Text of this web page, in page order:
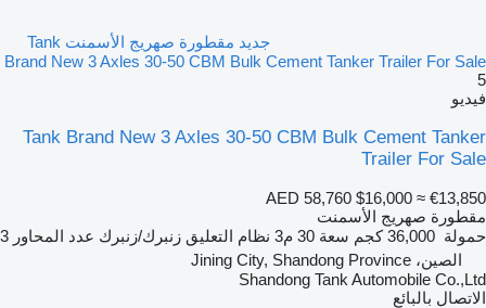
جديد مقطورة صهريج الأسمنت Tank
Brand New 3 Axles 30-50 CBM Bulk Cement Tanker Trailer For Sale
5
فيديو
Tank Brand New 3 Axles 30-50 CBM Bulk Cement Tanker
Trailer For Sale
AED 58,760 $16,000 ≈ €13,850
مقطورة صهريج الأسمنت
حمولة 36,000 كجم سعة 30 م3 نظام التعليق زنبرك/زنبرك عدد المحاور 3
الصين، Jining City, Shandong Province
Shandong Tank Automobile Co.,Ltd
الاتصال بالبائع